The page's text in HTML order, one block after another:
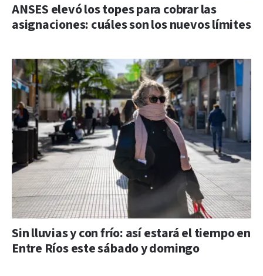
ANSES elevó los topes para cobrar las
asignaciones: cuáles son los nuevos límites
Sin lluvias y con frío: así estará el tiempo en
Entre Ríos este sábado y domingo